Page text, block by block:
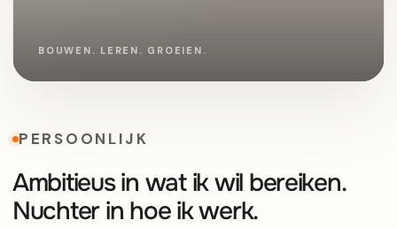
PERSOONLIJK
Ambitieus in wat ik wil bereiken.
Nuchter in hoe ik werk.